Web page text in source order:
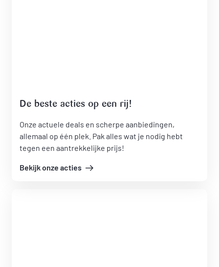
De beste acties op een rij!
Onze actuele deals en scherpe aanbiedingen,
allemaal op één plek. Pak alles wat je nodig hebt
tegen een aantrekkelijke prijs!
Bekijk onze acties